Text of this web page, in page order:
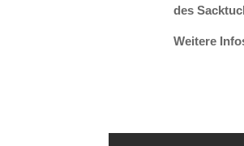
des
Weitere